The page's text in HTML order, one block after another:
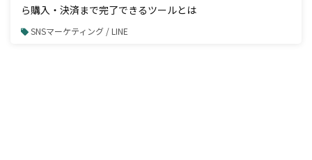
ら購入・決済まで完了できるツールとは
SNSマーケティング / LINE